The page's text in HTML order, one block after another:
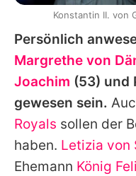
Persönlich
Margrethe von
Joachim (53) und
gewesen sein.
Royals sollen der
haben. Letizia von
Ehemann König
Konstantin II. von